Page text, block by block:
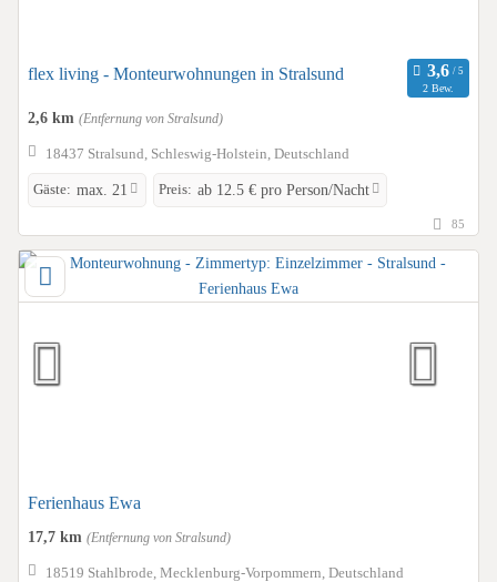
flex living - Monteurwohnungen in Stralsund
2 Bew.
2,6 km (Entfernung von Stralsund)
18437 Stralsund, Schleswig-Holstein, Deutschland
Gäste: max. 21 Preis: ab 12.5 € pro Person/Nacht
85
Ferienhaus Ewa
17,7 km (Entfernung von Stralsund)
18519 Stahlbrode, Mecklenburg-Vorpommern, Deutschland